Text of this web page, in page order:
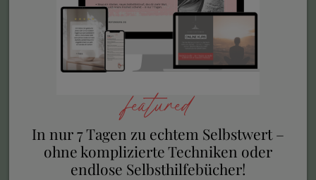
featured
In nur 7 Tagen zu echtem Selbstwert –
ohne komplizierte Techniken oder
endlose Selbsthilfebücher!